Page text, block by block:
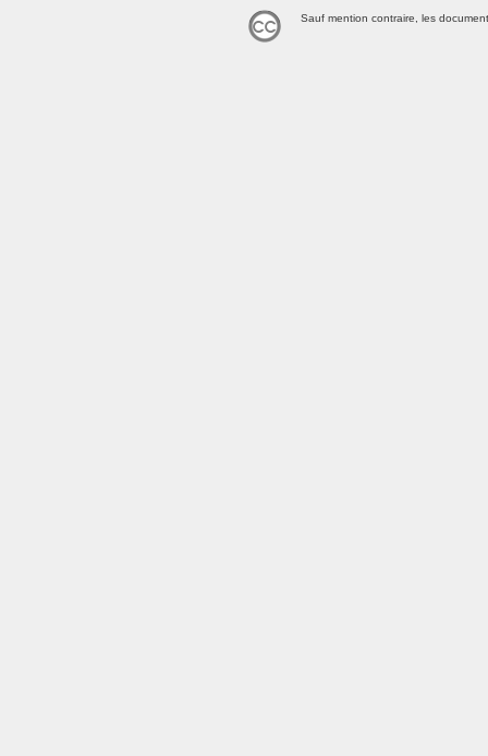
Sauf mention contraire, les